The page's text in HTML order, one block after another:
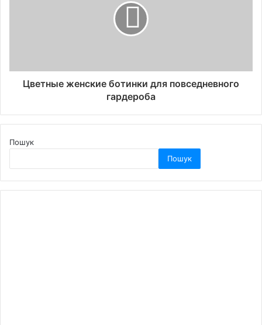
Цветные женские ботинки для повседневного
гардероба
Пошук
Пошук